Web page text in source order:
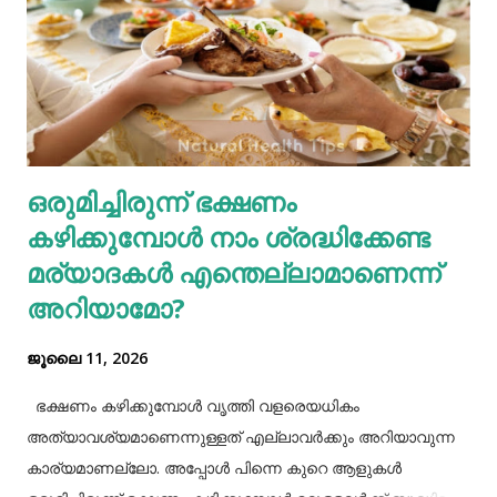
വീർക്കുക തുടങ്ങിയവയെല്ലാം ഗ്യാസ്ട്രബിളിന്റെ പ്രധാന
ലക്ഷണങ്ങളിൽ ചിലതാണ്. നമ്മുടെ ജീവിതരീതികളിൽ അല്പം
നല്ല മാറ്റങ്ങൾ വരുത്തുന്നത് കൊണ്ട് ഇത്തരം
ഗ്യാസ്ട്രബിലിനെ നമുക്ക് ഇല്ലാതാക്കാം.ഫാസ്റ്റ് ഫുഡ്, ജങ്ക്
ഫുഡ് ഭക്ഷണങ്ങൾ, സ്നാക്സുകൾ തുടങ്ങിയവയെല്ലാം
ശരീരത്തിന് വലിയ ബുദ്ധിമുട്ടുകളാണ് ഉണ്ടാക്കുക.
പുകവലിയും മദ്യപാനവും ശരീരത്തിന് മാരകരോഗങ്ങൾ മാ...
ഒരുമിച്ചിരുന്ന് ഭക്ഷണം
കഴിക്കുമ്പോൾ നാം ശ്രദ്ധിക്കേണ്ട
മര്യാദകൾ എന്തെല്ലാമാണെന്ന്
അറിയാമോ?
ജൂലൈ 11, 2026
ഭക്ഷണം കഴിക്കുമ്പോൾ വൃത്തി വളരെയധികം
അത്യാവശ്യമാണെന്നുള്ളത് എല്ലാവർക്കും അറിയാവുന്ന
കാര്യമാണല്ലോ. അപ്പോൾ പിന്നെ കുറെ ആളുകൾ